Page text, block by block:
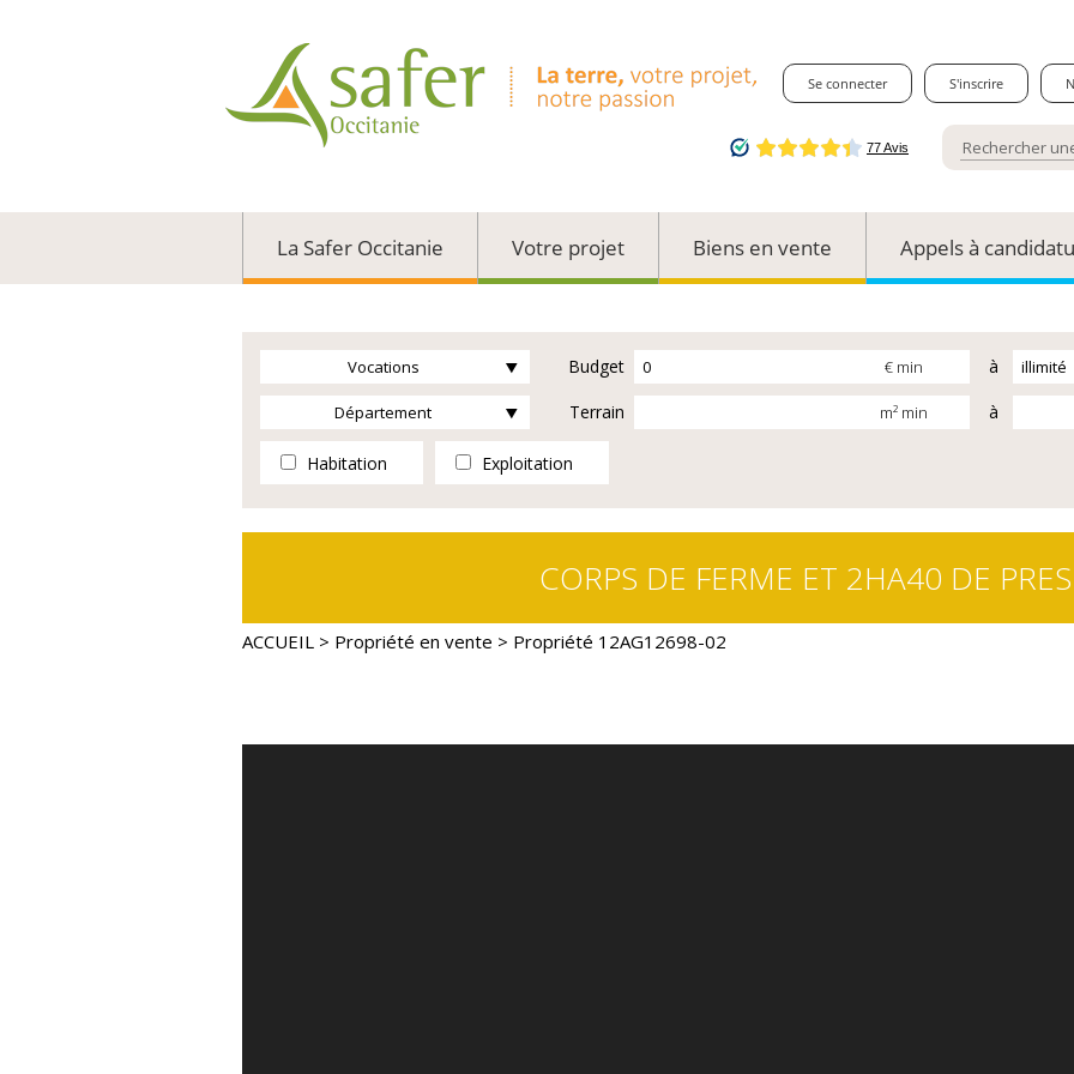
Se connecter S'inscrire
La Safer Occitanie Votre projet Biens en vente Appels à
Vocations
Département
Budget € min à
Terrain m² min à
Habitation Exploitation
CORPS DE FERME ET 2HA40 DE PRES
ACCUEIL > Propriété en vente > Propriété 12AG12698-02